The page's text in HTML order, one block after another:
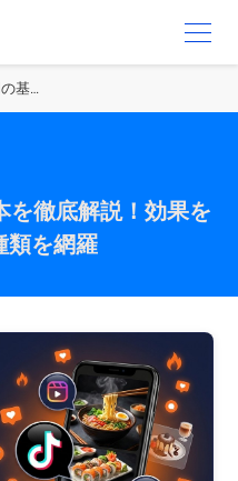
YouTube広告運用の基本を徹底解説！効果を出すコツやメリット、種類を網羅
を徹底解説！効果を
類を網羅